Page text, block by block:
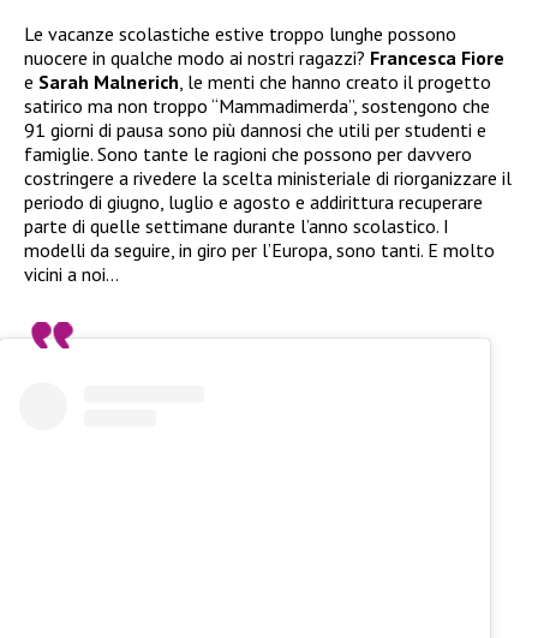
Le vacanze scolastiche estive troppo lunghe possono
nuocere in qualche modo ai nostri ragazzi? Francesca Fiore
e Sarah Malnerich , le menti che hanno creato il progetto
satirico ma non troppo “Mammadimerda”, sostengono che
91 giorni di pausa sono più dannosi che utili per studenti e
famiglie. Sono tante le ragioni che possono per davvero
costringere a rivedere la scelta ministeriale di riorganizzare il
periodo di giugno, luglio e agosto e addirittura recuperare
parte di quelle settimane durante l’anno scolastico. I
modelli da seguire, in giro per l’Europa, sono tanti. E molto
vicini a noi…